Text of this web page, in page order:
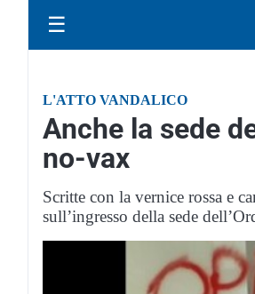
☰
L'ATTO VANDALICO
Anche la sede
no-vax
Scritte con la vernice rossa e
sull’ingresso della sede